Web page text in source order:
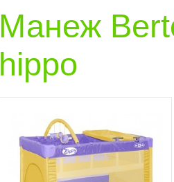
Манеж
hippo